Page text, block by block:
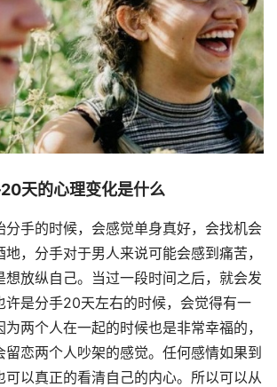
的心理变化是什么
手的时候，会感觉单身真好，会找机会
，分手对于男人来说可能会感到痛苦，
想放纵自己。当过一段时间之后，就会发
许是分手20天左右的时候，会觉得有一
两个人在一起的时候也是非常幸福的，
恋两个人吵架的感觉。任何感情如果到
可以真正的看清自己的内心。所以可以从